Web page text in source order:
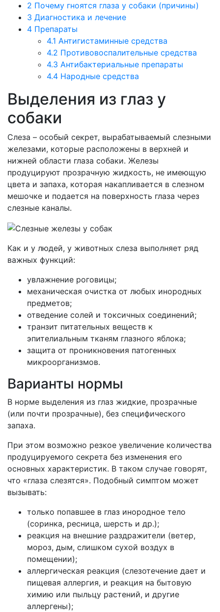
2 Почему гноятся глаза у собаки (причины)
3 Диагностика и лечение
4 Препараты
4.1 Антигистаминные средства
4.2 Противовоспалительные средства
4.3 Антибактериальные препараты
4.4 Народные средства
Выделения из глаз у
собаки
Слеза – особый секрет, вырабатываемый слезными
железами, которые расположены в верхней и
нижней области глаза собаки. Железы
продуцируют прозрачную жидкость, не имеющую
цвета и запаха, которая накапливается в слезном
мешочке и подается на поверхность глаза через
слезные каналы.
Как и у людей, у животных слеза выполняет ряд
важных функций:
увлажнение роговицы;
механическая очистка от любых инородных
предметов;
отведение солей и токсичных соединений;
транзит питательных веществ к
эпителиальным тканям глазного яблока;
защита от проникновения патогенных
микроорганизмов.
Варианты нормы
В норме выделения из глаз жидкие, прозрачные
(или почти прозрачные), без специфического
запаха.
При этом возможно резкое увеличение количества
продуцируемого секрета без изменения его
основных характеристик. В таком случае говорят,
что «глаза слезятся». Подобный симптом может
вызывать:
только попавшее в глаз инородное тело
(соринка, ресница, шерсть и др.);
реакция на внешние раздражители (ветер,
мороз, дым, слишком сухой воздух в
помещении);
аллергическая реакция (слезотечение дает и
пищевая аллергия, и реакция на бытовую
химию или пыльцу растений, и другие
аллергены);